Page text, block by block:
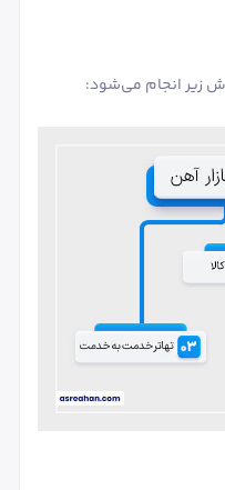
زیر انجام می‌شود: